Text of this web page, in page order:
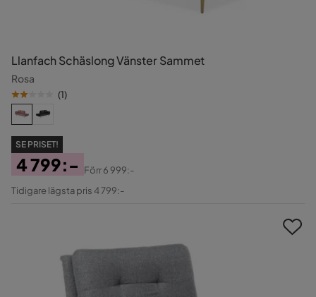
Llanfach Schäslong Vänster Sammet
Rosa
(1)
SE PRISET!
Pris
4 799:-
Original
Förr6 999:-
Tidigare lägsta pris 4 799:-